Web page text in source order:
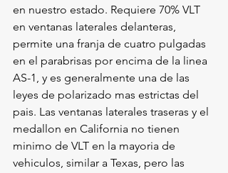
en nuestro estado. Requiere 70% VLT
en ventanas laterales delanteras,
permite una franja de cuatro pulgadas
en el parabrisas por encima de la linea
AS-1, y es generalmente una de las
leyes de polarizado mas estrictas del
pais. Las ventanas laterales traseras y el
medallon en California no tienen
minimo de VLT en la mayoria de
vehiculos, similar a Texas, pero las